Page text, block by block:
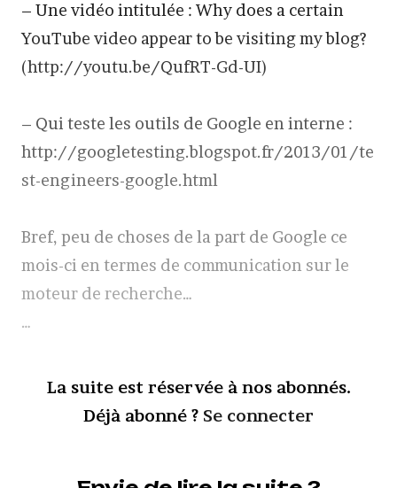
– Une vidéo intitulée : Why does a certain
YouTube video appear to be visiting my blog?
(http://youtu.be/QufRT-Gd-UI)
– Qui teste les outils de Google en interne :
http://googletesting.blogspot.fr/2013/01/te
st-engineers-google.html
Bref, peu de choses de la part de Google ce
mois-ci en termes de communication sur le
moteur de recherche…
…
La suite est réservée à nos abonnés.
Déjà abonné ? Se connecter